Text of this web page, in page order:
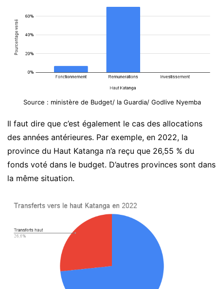
Source : ministère de Budget/ la Guardia/ Godlive Nyemba
Il faut dire que c’est également le cas des allocations
des années antérieures. Par exemple, en 2022, la
province du Haut Katanga n’a reçu que 26,55 % du
fonds voté dans le budget. D’autres provinces sont dans
la même situation.